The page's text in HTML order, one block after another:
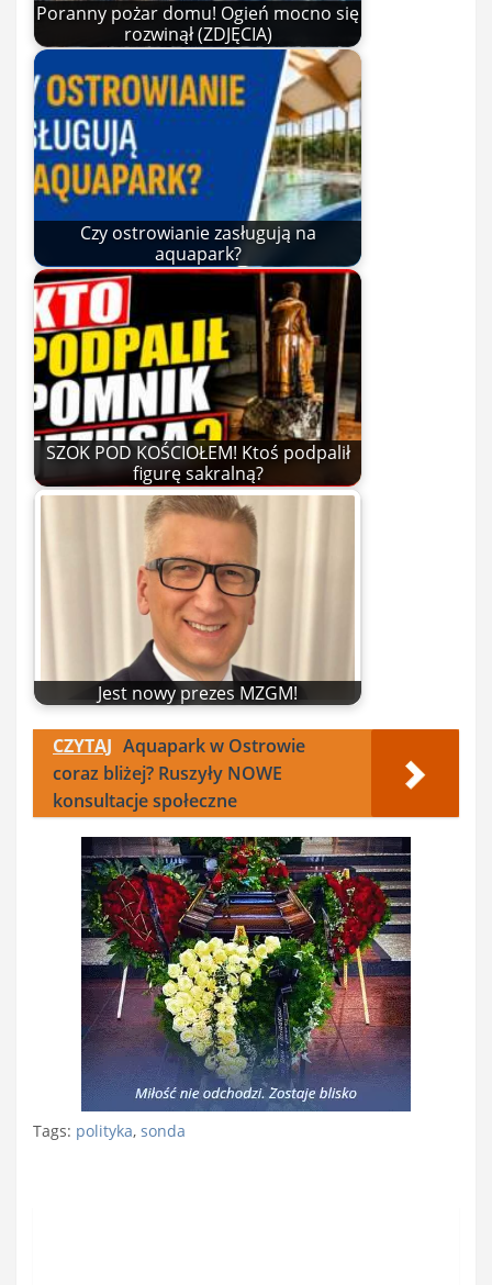
Poranny pożar domu! Ogień mocno się
rozwinął (ZDJĘCIA)
Czy ostrowianie zasługują na
aquapark?
SZOK POD KOŚCIOŁEM! Ktoś podpalił
figurę sakralną?
Jest nowy prezes MZGM!
CZYTAJ Aquapark w Ostrowie
coraz bliżej? Ruszyły NOWE
konsultacje społeczne
Tags: polityka, sonda